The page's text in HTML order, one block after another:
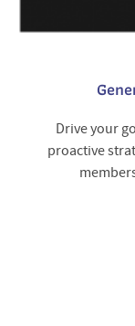
Drive your
proactive